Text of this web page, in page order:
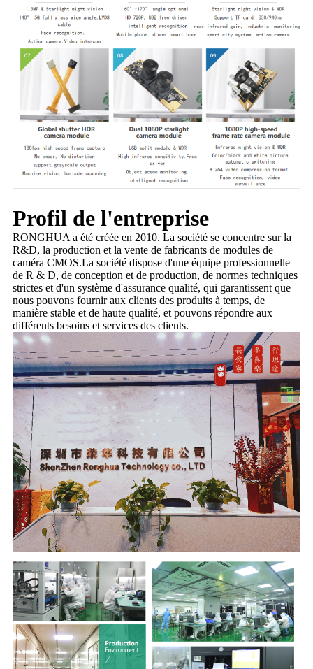
Profil de l'entreprise
RONGHUA a été créée en 2010. La société se concentre sur la
R&D, la production et la vente de fabricants de modules de
caméra CMOS.La société dispose d'une équipe professionnelle
de R & D, de conception et de production, de normes techniques
strictes et d'un système d'assurance qualité, qui garantissent que
nous pouvons fournir aux clients des produits à temps, de
manière stable et de haute qualité, et pouvons répondre aux
différents besoins et services des clients.